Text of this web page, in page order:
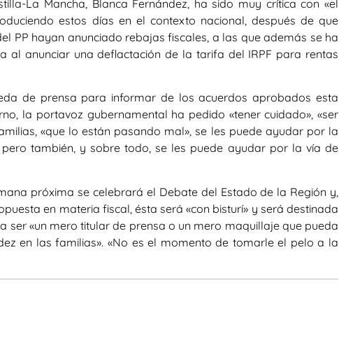
La Mancha, Blanca Fernández, ha sido muy crítica con «el
estos días en el contexto nacional, después de que
PP hayan anunciado rebajas fiscales, a las que además se ha
al anunciar una deflactación de la tarifa del IRPF para rentas
de prensa para informar de los acuerdos aprobados esta
la portavoz gubernamental ha pedido «tener cuidado», «ser
«que lo están pasando mal», se les puede ayudar por la
también, y sobre todo, se les puede ayudar por la vía de
próxima se celebrará el Debate del Estado de la Región y,
en materia fiscal, ésta será «con bisturí» y será destinada
ser «un mero titular de prensa o un mero maquillaje que pueda
en las familias». «No es el momento de tomarle el pelo a la